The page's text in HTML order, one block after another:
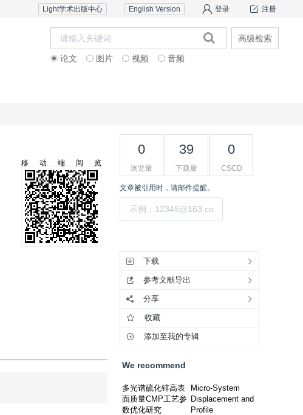
注册
登录
English Version
Light学术出版中心
论文 图片 视频 音频
高级检索
移动端阅览
0
浏览量
39
下载量
0
CSCD
文章被引用时，请邮件提醒。
下载
参考文献导出
分享
收藏
添加至我的专辑
We recommend
多光谱硫化锌高表
面质量CMP工艺参
数优化研究
Micro-System
Displacement and
Profile